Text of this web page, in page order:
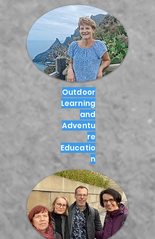
Outdoor
Learning
and
Adventu
re
Educatio
n